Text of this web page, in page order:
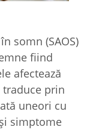
somn (SAOS)
fiind
afectează
prin
uneori cu
simptome